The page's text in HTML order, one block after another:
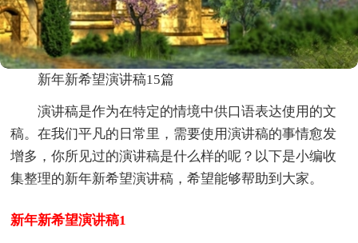
新年新希望演讲稿15篇
演讲稿是作为在特定的情境中供口语表达使用的文
稿。在我们平凡的日常里，需要使用演讲稿的事情愈发
增多，你所见过的演讲稿是什么样的呢？以下是小编收
集整理的新年新希望演讲稿，希望能够帮助到大家。
新年新希望演讲稿1